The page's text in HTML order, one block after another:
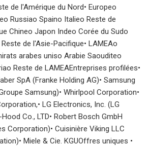
de l'Amérique du Nord• Europeo
Russiao Spaino Italieo Reste de
Chineo Japon Indeo Corée du Sudo
de l'Asie-Pacifique• LAMEAo
arabes uniso Arabie Saouditeo
Reste de LAMEAEntreprises profilées•
SpA (Franke Holding AG)• Samsung
Samsung)• Whirlpool Corporation•
LG Electronics, Inc. (LG
Co., LTD• Robert Bosch GmbH
Corporation)• Cuisinière Viking LLC
Miele & Cie. KGUOffres uniques •